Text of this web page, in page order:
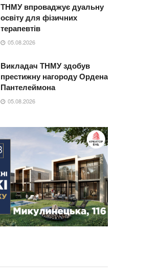
ТНМУ впроваджує дуальну
освіту для фізичних
терапевтів
05.08.2026
Викладач ТНМУ здобув
престижну нагороду Ордена
Пантелеймона
05.08.2026